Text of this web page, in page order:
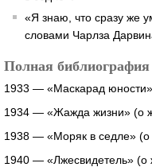
«Я знаю, что сразу же
словами Чарлза
Полная
1933 — «Маскарад
1934 — «Жажда жизни» (о
1938 — «Моряк в седле»
1940 — «Лжесвидетель» (о